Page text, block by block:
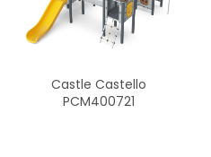
Castle Castello
PCM400721